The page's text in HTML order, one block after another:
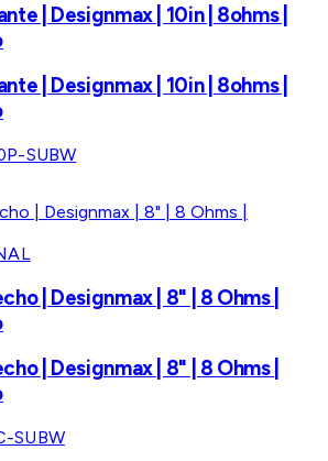
| Designmax | 10in | 8ohms |
| Designmax | 10in | 8ohms |
SUBW
| Designmax | 8" | 8 Ohms |
| Designmax | 8" | 8 Ohms |
SUBW